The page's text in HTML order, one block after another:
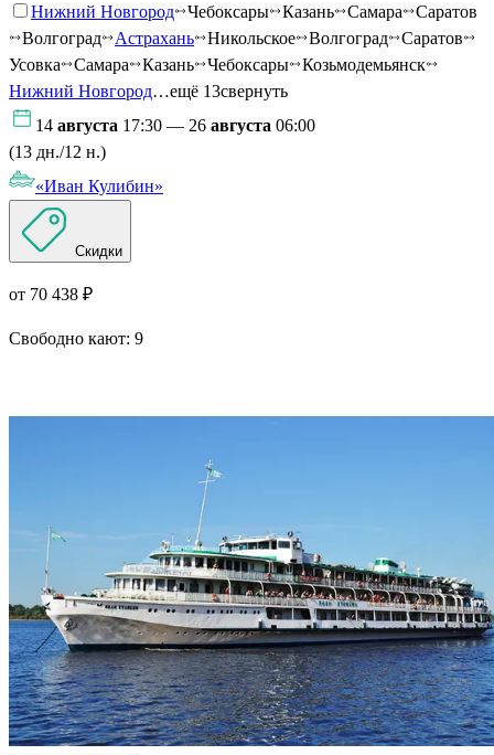
Нижний Новгород Чебоксары Казань Самара
Саратов
Волгоград
Астрахань Никольское Волгоград
Саратов
Усовка
Самара Казань Чебоксары
Козьмодемьянск
Нижний Новгород…ещё 13свернуть
14 августа 17:30 — 26 августа 06:00
(13 дн./12 н.)
«Иван Кулибин»
Скидки
от 70 438 ₽
Свободно кают: 9